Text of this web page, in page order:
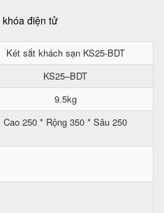
Két sắt khách sạn KS25-BDT
KS25–BDT
9.5kg
Cao 250 * Rộng 350 * Sâu 250